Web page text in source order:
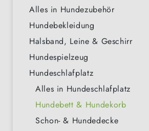
Alles in Hundezubehör
Hundebekleidung
Halsband, Leine & Geschirr
Hundespielzeug
Hundeschlafplatz
Alles in Hundeschlafplatz
Hundebett & Hundekorb
Schon- & Hundedecke